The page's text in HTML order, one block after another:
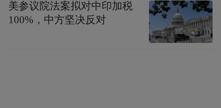
美参议院法案拟对中印加税
100%，中方坚决反对